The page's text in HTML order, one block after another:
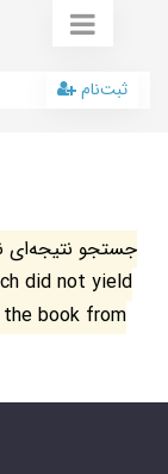
ثبت‌نام
جستجو نتیجه‌ای
the book from